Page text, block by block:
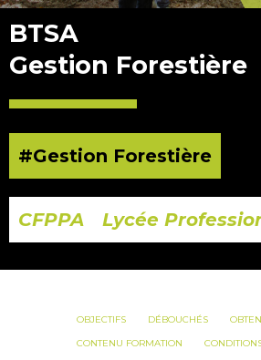
BTSA
Gestion Forestière
#Gestion Forestière
CFPPA Lycée
OBJECTIFS DÉBOUCHÉS
CONTENU FORMATION